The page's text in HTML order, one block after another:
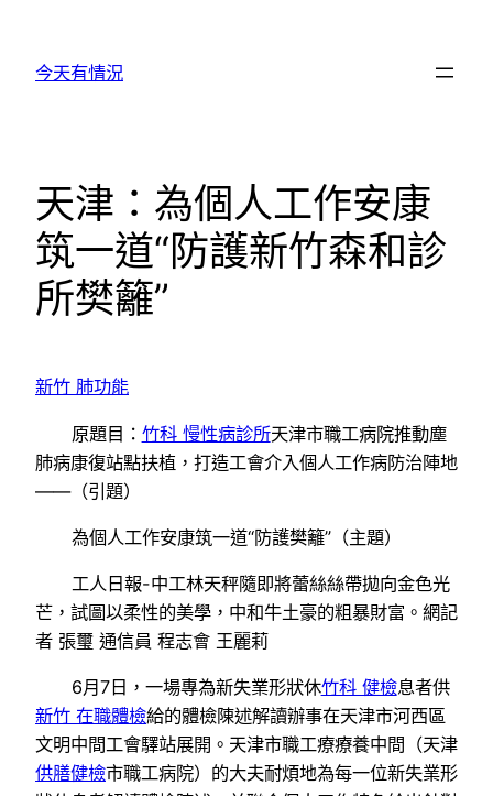
今天有情況
天津：為個人工作安康
筑一道“防護新竹森和診
所樊籬”
新竹 肺功能
原題目： 竹科 慢性病診所天津市職工病院推動塵
肺病康復站點扶植，打造工會介入個人工作病防治陣地
——（引題）
為個人工作安康筑一道“防護樊籬”（主題）
工人日報-中工林天秤隨即將蕾絲絲帶拋向金色光
芒，試圖以柔性的美學，中和牛土豪的粗暴財富。網記
者 張璽 通信員 程志會 王麗莉
6月7日，一場專為新失業形狀休竹科 健檢息者供
新竹 在職體檢給的體檢陳述解讀辦事在天津市河西區
文明中間工會驛站展開。天津市職工療療養中間（天津
供膳健檢市職工病院）的大夫耐煩地為每一位新失業形